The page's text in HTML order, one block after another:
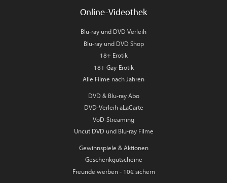
Online-Videothek
Blu-ray und DVD Verleih
Blu-ray und DVD Shop
18+ Erotik
18+ Gay-Erotik
Alle Filme nach Jahren
DVD & Blu-ray Abo
DVD-Verleih aLaCarte
VoD-Streaming
Uncut DVD und Blu-ray Filme
Gewinnspiele & Aktionen
Geschenkgutscheine
Freunde werben - 10€ sichern